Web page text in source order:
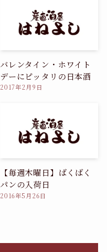
バレンタイン・ホワイト
デーにピッタリの日本酒
2017年2月9日
【毎週木曜日】ばくばく
パンの入荷日
2016年5月26日